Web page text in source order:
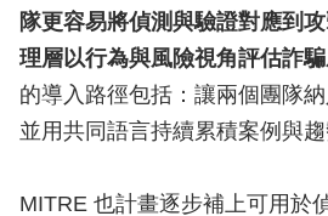
隊更容易將偵測與驗證對應到
理層以行為與風險視角評估詐騙
的導入路徑包括：讓兩個團隊
並用共同語言持續累積案例與趨
MITRE 也計畫逐步補上可用於